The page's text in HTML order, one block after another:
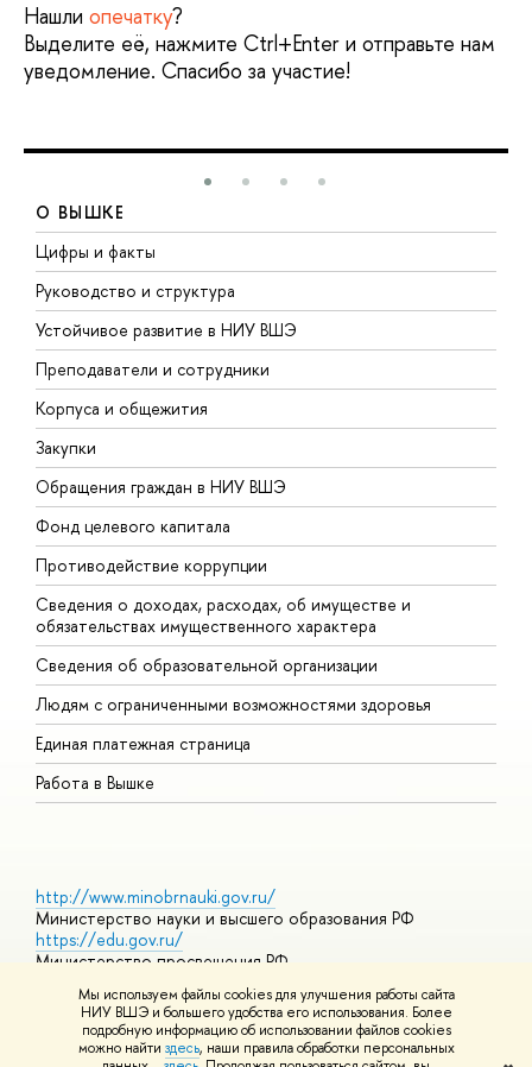
Мы используем файлы cookies для улучшения работы сайта
НИУ ВШЭ и большего удобства его использования. Более
подробную информацию об использовании файлов cookies
можно найти здесь, наши правила обработки персональных
Нашли опечатку?
Выделите её, нажмите Ctrl+Enter и отправьте нам
уведомление. Спасибо за участие!
О ВЫШКЕ
Цифры и факты
Руководство и структура
Устойчивое развитие в НИУ ВШЭ
Преподаватели и сотрудники
Корпуса и общежития
Закупки
Обращения граждан в НИУ ВШЭ
Фонд целевого капитала
Противодействие коррупции
Сведения о доходах, расходах, об имуществе и
обязательствах имущественного характера
Сведения об образовательной организации
Людям с ограниченными возможностями здоровья
Единая платежная страница
Работа в Вышке
http://www.minobrnauki.gov.ru/
Министерство науки и высшего образования РФ
https://edu.gov.ru/
Министерство просвещения РФ
https://elearning.hse.ru/mooc
Массовые открытые онлайн-курсы